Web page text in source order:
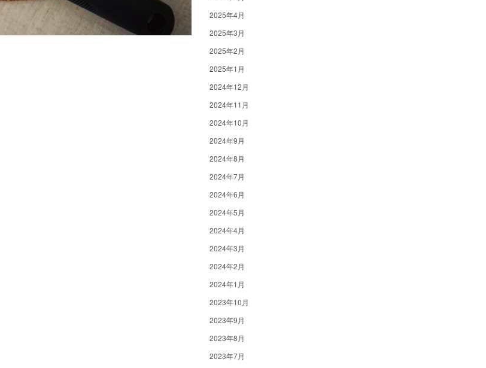
2025年4月
2025年3月
2025年2月
2025年1月
2024年12月
2024年11月
2024年10月
2024年9月
2024年8月
2024年7月
2024年6月
2024年5月
2024年4月
2024年3月
2024年2月
2024年1月
2023年10月
2023年9月
2023年8月
2023年7月